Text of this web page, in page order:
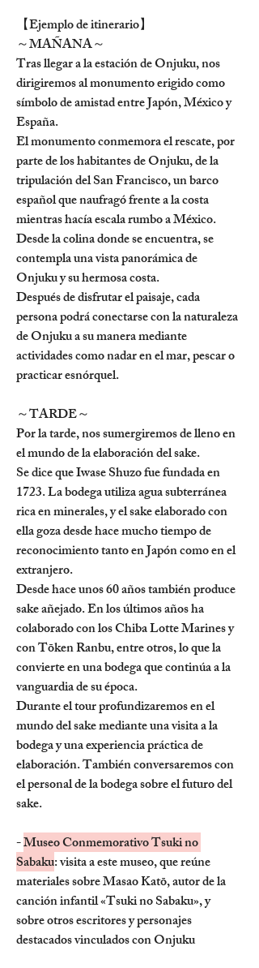
【Ejemplo de itinerario】
～MAÑANA～
Tras llegar a la estación de Onjuku, nos
dirigiremos al monumento erigido como
símbolo de amistad entre Japón, México y
España.
El monumento conmemora el rescate, por
parte de los habitantes de Onjuku, de la
tripulación del San Francisco, un barco
español que naufragó frente a la costa
mientras hacía escala rumbo a México.
Desde la colina donde se encuentra, se
contempla una vista panorámica de
Onjuku y su hermosa costa.
Después de disfrutar el paisaje, cada
persona podrá conectarse con la naturaleza
de Onjuku a su manera mediante
actividades como nadar en el mar, pescar o
practicar esnórquel.
～TARDE～
Por la tarde, nos sumergiremos de lleno en
el mundo de la elaboración del sake.
Se dice que Iwase Shuzo fue fundada en
1723. La bodega utiliza agua subterránea
rica en minerales, y el sake elaborado con
ella goza desde hace mucho tiempo de
reconocimiento tanto en Japón como en el
extranjero.
Desde hace unos 60 años también produce
sake añejado. En los últimos años ha
colaborado con los Chiba Lotte Marines y
con Tōken Ranbu, entre otros, lo que la
convierte en una bodega que continúa a la
vanguardia de su época.
Durante el tour profundizaremos en el
mundo del sake mediante una visita a la
bodega y una experiencia práctica de
elaboración. También conversaremos con
el personal de la bodega sobre el futuro del
sake.
- Museo Conmemorativo Tsuki no
Sabaku: visita a este museo, que reúne
materiales sobre Masao Katō, autor de la
canción infantil «Tsuki no Sabaku», y
sobre otros escritores y personajes
destacados vinculados con Onjuku